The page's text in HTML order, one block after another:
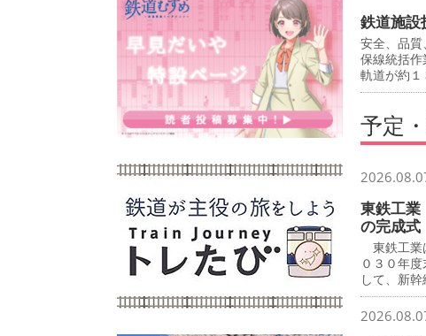
鉄道施
安全、品
保線統括
軌道が約１
予定
東鉄工
の完成式
東鉄工業
０３０年
して、新